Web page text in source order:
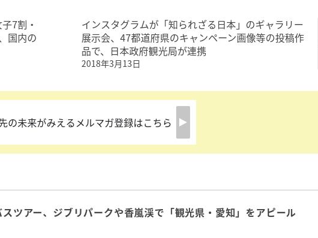
7割・
国内の
インスタグラムが「知られざる日本」のギャラリー
展示会、47都道府県のキャンペーン画像等の投稿作
品で、日本政府観光局が連携
2018年3月13日
の未来がみえるメルマガ登録はこちら
ツアー、ジブリパークや香嵐渓で「観光県・愛知」をアピール